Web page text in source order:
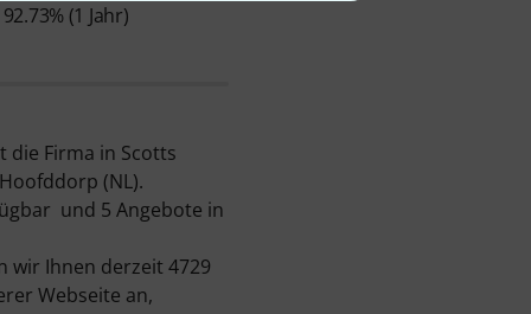
92.73% (1 Jahr)
die Firma in Scotts
(NL).
und 5 Angebote in
wir Ihnen derzeit 4729
Webseite an,